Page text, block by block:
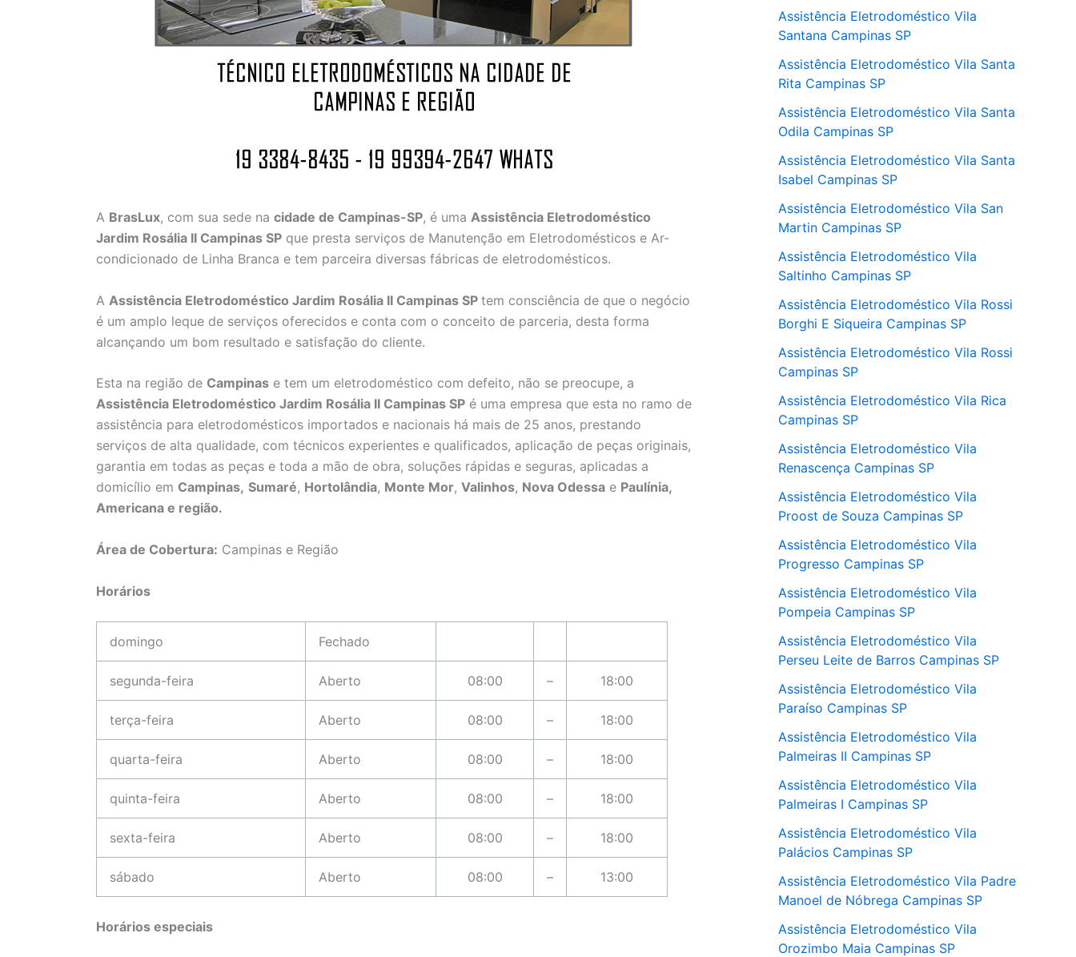
A BrasLux, com sua sede na cidade de Campinas-SP, é uma Assistência Eletrodoméstico
Jardim Rosália II Campinas SP que presta serviços de Manutenção em Eletrodomésticos e Ar-
condicionado de Linha Branca e tem parceira diversas fábricas de eletrodomésticos.
A Assistência Eletrodoméstico Jardim Rosália II Campinas SP tem consciência de que o negócio
é um amplo leque de serviços oferecidos e conta com o conceito de parceria, desta forma
alcançando um bom resultado e satisfação do cliente.
Esta na região de Campinas e tem um eletrodoméstico com defeito, não se preocupe, a
Assistência Eletrodoméstico Jardim Rosália II Campinas SP é uma empresa que esta no ramo de
assistência para eletrodomésticos importados e nacionais há mais de 25 anos, prestando
serviços de alta qualidade, com técnicos experientes e qualificados, aplicação de peças originais,
garantia em todas as peças e toda a mão de obra, soluções rápidas e seguras, aplicadas a
domicílio em Campinas, Sumaré, Hortolândia, Monte Mor, Valinhos, Nova Odessa e Paulínia,
Americana e região.
Área de Cobertura: Campinas e Região
Horários
domingo Fechado
segunda-feira Aberto 08:00 – 18:00
terça-feira Aberto 08:00 – 18:00
quarta-feira Aberto 08:00 – 18:00
quinta-feira Aberto 08:00 – 18:00
sexta-feira Aberto 08:00 – 18:00
sábado Aberto 08:00 – 13:00
Horários especiais
Assistência Eletrodoméstico Vila
Santana Campinas SP
Assistência Eletrodoméstico Vila Santa
Rita Campinas SP
Assistência Eletrodoméstico Vila Santa
Odila Campinas SP
Assistência Eletrodoméstico Vila Santa
Isabel Campinas SP
Assistência Eletrodoméstico Vila San
Martin Campinas SP
Assistência Eletrodoméstico Vila
Saltinho Campinas SP
Assistência Eletrodoméstico Vila Rossi
Borghi E Siqueira Campinas SP
Assistência Eletrodoméstico Vila Rossi
Campinas SP
Assistência Eletrodoméstico Vila Rica
Campinas SP
Assistência Eletrodoméstico Vila
Renascença Campinas SP
Assistência Eletrodoméstico Vila
Proost de Souza Campinas SP
Assistência Eletrodoméstico Vila
Progresso Campinas SP
Assistência Eletrodoméstico Vila
Pompeia Campinas SP
Assistência Eletrodoméstico Vila
Perseu Leite de Barros Campinas SP
Assistência Eletrodoméstico Vila
Paraíso Campinas SP
Assistência Eletrodoméstico Vila
Palmeiras II Campinas SP
Assistência Eletrodoméstico Vila
Palmeiras I Campinas SP
Assistência Eletrodoméstico Vila
Palácios Campinas SP
Assistência Eletrodoméstico Vila Padre
Manoel de Nóbrega Campinas SP
Assistência Eletrodoméstico Vila
Orozimbo Maia Campinas SP